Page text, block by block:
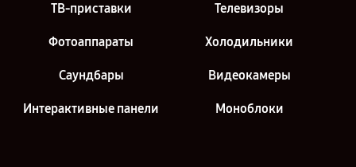
ТВ-приставки Телевизоры
Фотоаппараты Холодильники
Саундбары Видеокамеры
Интерактивные панели Моноблоки